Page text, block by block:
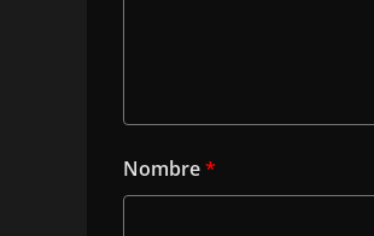
Nombre*